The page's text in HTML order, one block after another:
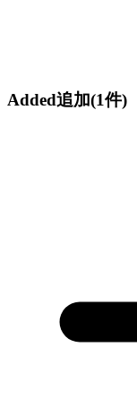
Added追加(1件)